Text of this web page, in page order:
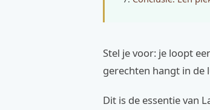
Stel je voor: je loopt
gerechten hangt in de
Dit is de essentie van